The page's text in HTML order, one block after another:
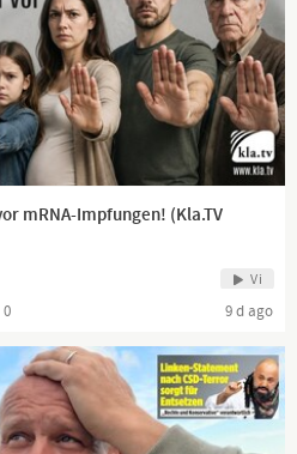
mRNA-Impfungen! (Kla.TV
Vi
0 9 d ago